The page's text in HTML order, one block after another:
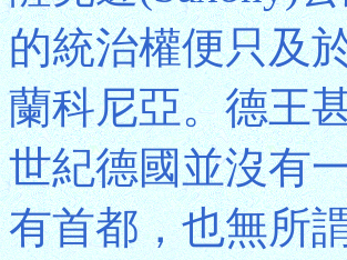
的統治權便只及
蘭科尼亞。德王
世紀德國並沒有
有首都，也無所